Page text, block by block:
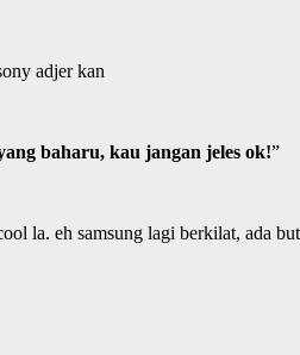
adjer kan
baharu, kau jangan jeles ok!”
la. eh samsung lagi berkilat, ada